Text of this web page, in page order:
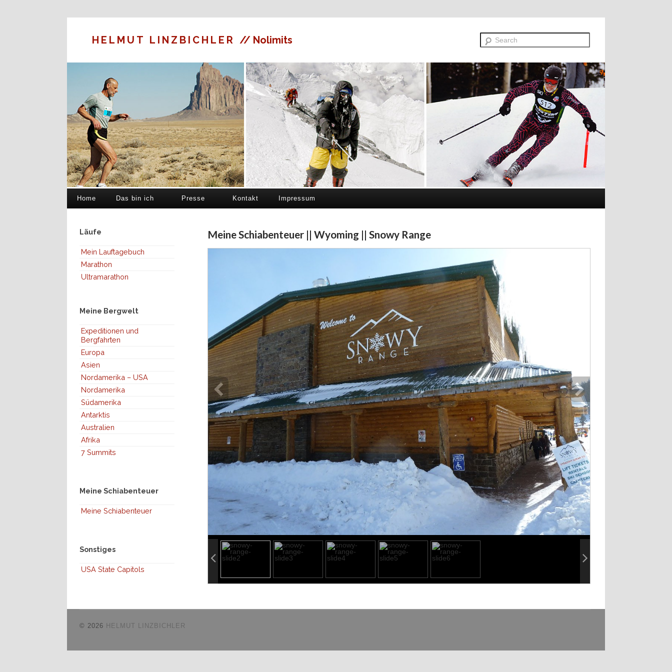
HELMUT LINZBICHLER// Nolimits
Home Das bin ich Presse Kontakt Impressum
Meine Schiabenteuer || Wyoming || Snowy Range
info heading
info content
Läufe
Mein Lauftagebuch
Marathon
Ultramarathon
Meine Bergwelt
Expeditionen und
Bergfahrten
Europa
Asien
Nordamerika – USA
Nordamerika
Südamerika
Antarktis
Australien
Afrika
7 Summits
Meine Schiabenteuer
Meine Schiabenteuer
Sonstiges
USA State Capitols
© 2026 HELMUT LINZBICHLER